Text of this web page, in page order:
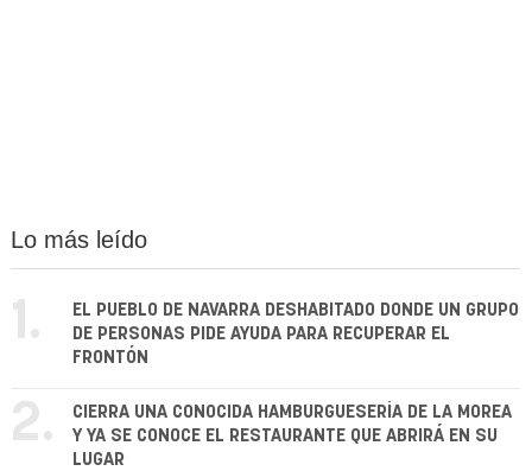
Lo más leído
1.
EL PUEBLO DE NAVARRA DESHABITADO DONDE UN GRUPO
DE PERSONAS PIDE AYUDA PARA RECUPERAR EL
FRONTÓN
2.
CIERRA UNA CONOCIDA HAMBURGUESERÍA DE LA MOREA
Y YA SE CONOCE EL RESTAURANTE QUE ABRIRÁ EN SU
LUGAR